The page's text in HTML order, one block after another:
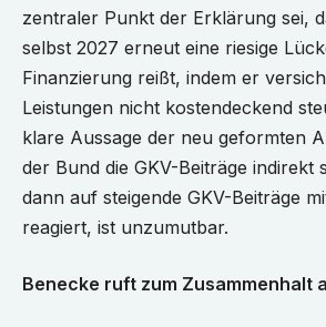
zentraler Punkt der Erklärung sei,
selbst 2027 erneut eine riesige
Finanzierung reißt, indem er
Leistungen nicht kostendeckend
klare Aussage der neu geformten
der Bund die GKV-Beiträge indirekt
dann auf steigende GKV-Beiträge
reagiert, ist unzumutbar.
Benecke ruft zum Zusammenhalt